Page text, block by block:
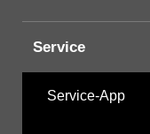
Service
Service-App